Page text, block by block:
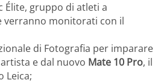
Élite, gruppo di atleti a
verranno monitorati con il
di Fotografia per imparare
e dal nuovo Mate 10 Pro, il
Leica;